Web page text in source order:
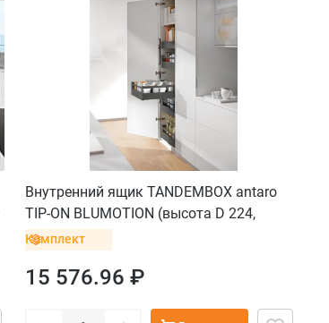
Внутренний ящик TANDEMBOX antaro
TIP-ON BLUMOTION (высота D 224,
глубина 300 мм, до 10 кг), серый орион
Комплект
15 576.96 ₽